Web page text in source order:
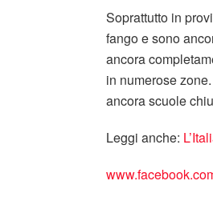
Soprattutto in
fango e sono
ancora
in numerose
ancora scuole
Leggi anche: